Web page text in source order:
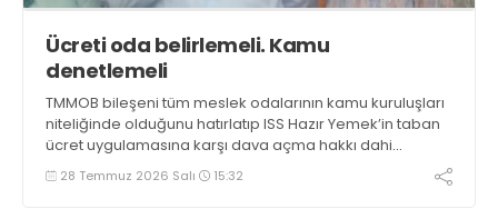
Ücreti oda belirlemeli. Kamu
denetlemeli
TMMOB bileşeni tüm meslek odalarının kamu kuruluşları
niteliğinde olduğunu hatırlatıp ISS Hazır Yemek’in taban
ücret uygulamasına karşı dava açma hakkı dahi
olmadığını söyleyen ZMO Genel Başkanı Hasan Murat
Kapıkıran, “Taban ücreti odalar belirlemeli, kamu idaresi
28 Temmuz 2026 Salı 15:32